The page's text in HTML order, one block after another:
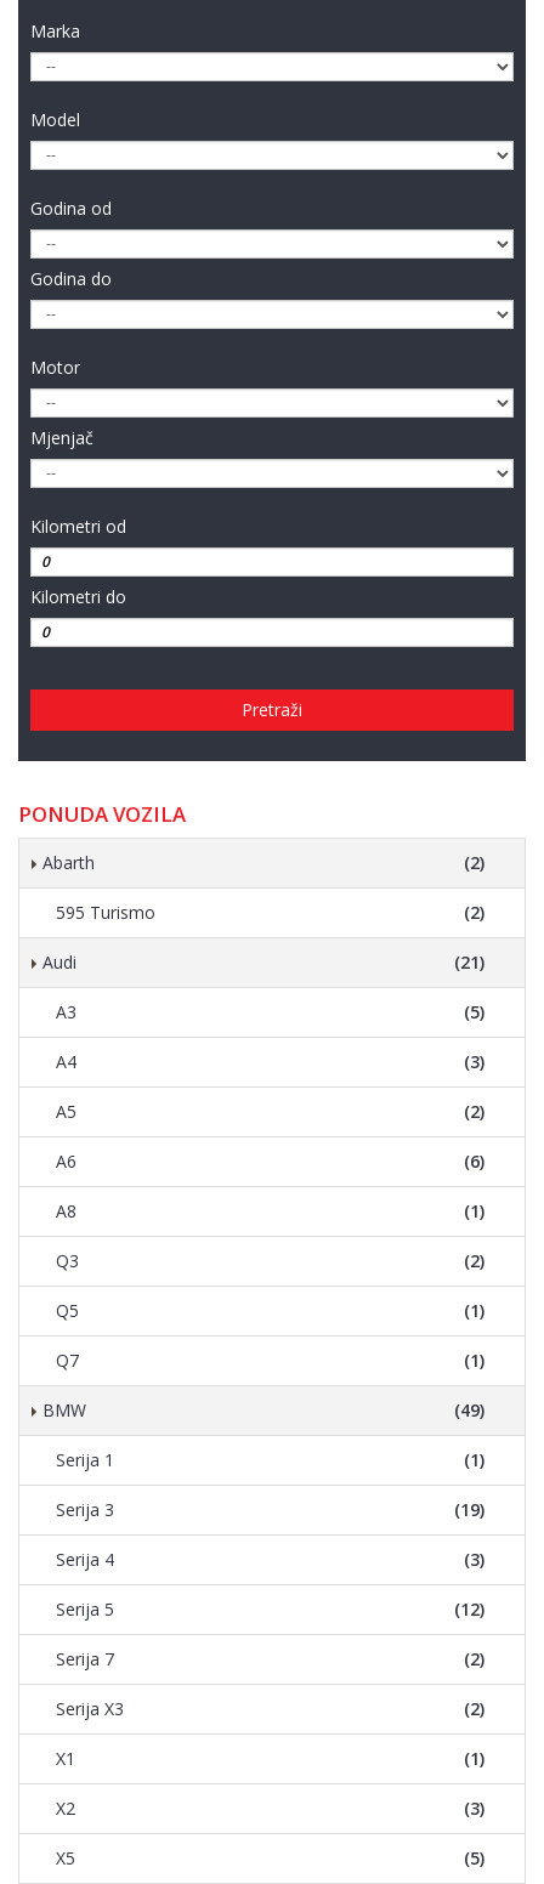
Marka
Model
Godina od
Godina do
Motor
Mjenjač
Kilometri od
Kilometri do
Pretraži
PONUDA VOZILA
Abarth (2)
595 Turismo (2)
Audi (21)
A3 (5)
A4 (3)
A5 (2)
A6 (6)
A8 (1)
Q3 (2)
Q5 (1)
Q7 (1)
BMW (49)
Serija 1 (1)
Serija 3 (19)
Serija 4 (3)
Serija 5 (12)
Serija 7 (2)
Serija X3 (2)
X1 (1)
X2 (3)
X5 (5)